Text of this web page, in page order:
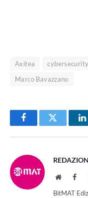
Axitea cybersecurity
Marco Bavazzano
FacebookTwitter
Website
BitMAT